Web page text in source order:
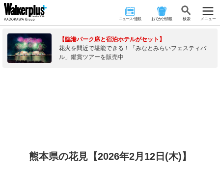
ニュース･連載 おでかけ情報 検 索 メニュー
【臨港パーク席と宿泊ホテルがセット】
花火を間近で堪能できる！「みなとみらいフェスティバ
ル」鑑賞ツアーを販売中
熊本県の花見【2026年2月12日(木)】